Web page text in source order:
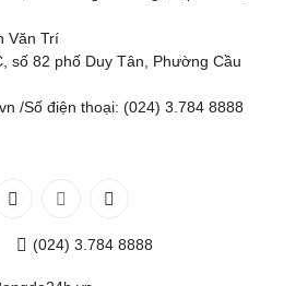
Văn Trí
số 82 phố Duy Tân, Phường Cầu
/Số điện thoại: (024) 3.784 8888
(024) 3.784 8888